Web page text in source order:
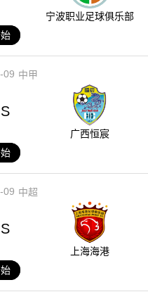
宁波职业足球俱乐部
09 中甲
S
广西恒宸
09 中超
S
上海海港